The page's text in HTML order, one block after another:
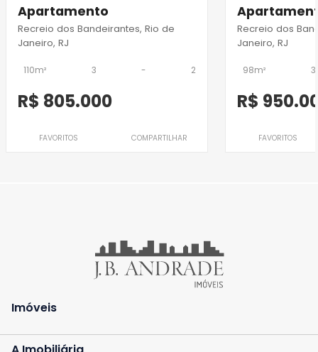
Apartamento
Recreio dos Bandeirantes, Rio de
Janeiro, RJ
110m² 3 - 2
R$ 805.000
FAVORITOS COMPARTILHAR
Recreio dos
Janeiro, RJ
98m² 3
R$
FAVORITOS
Imóveis